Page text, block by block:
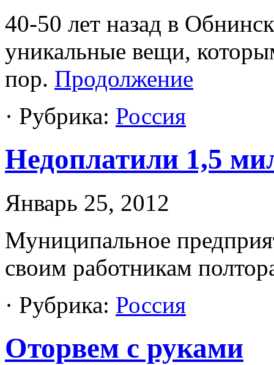
40-50 лет назад в
уникальные вещи,
пор. Продолжение
· Рубрика: Россия
Недоплатили 1,5
Январь 25, 2012
Муниципальное
своим работникам
· Рубрика: Россия
Оторвем с руками